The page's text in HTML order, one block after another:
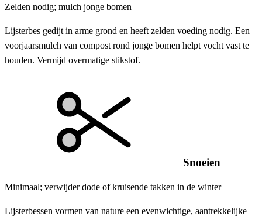
Zelden nodig; mulch jonge bomen
Lijsterbes gedijt in arme grond en heeft zelden voeding nodig. Een
voorjaarsmulch van compost rond jonge bomen helpt vocht vast te
houden. Vermijd overmatige stikstof.
Snoeien
Minimaal; verwijder dode of kruisende takken in de winter
Lijsterbessen vormen van nature een evenwichtige, aantrekkelijke